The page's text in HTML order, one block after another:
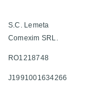
S.C. Lemeta
Comexim SRL.
RO1218748
J1991001634266